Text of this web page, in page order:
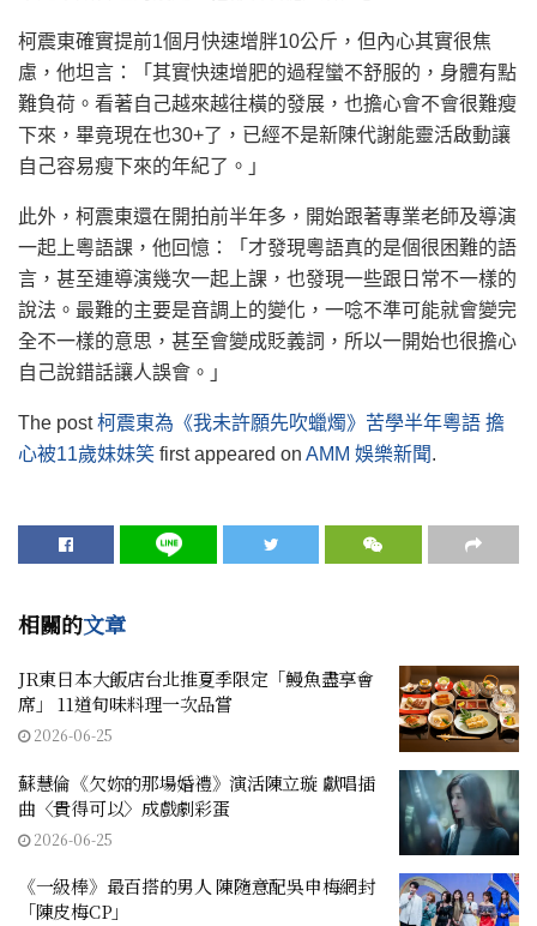
柯震東確實提前1個月快速增胖10公斤，但內心其實很焦
慮，他坦言：「其實快速增肥的過程蠻不舒服的，身體有點
難負荷。看著自己越來越往橫的發展，也擔心會不會很難瘦
下來，畢竟現在也30+了，已經不是新陳代謝能靈活啟動讓
自己容易瘦下來的年紀了。」
此外，柯震東還在開拍前半年多，開始跟著專業老師及導演
一起上粵語課，他回憶：「才發現粵語真的是個很困難的語
言，甚至連導演幾次一起上課，也發現一些跟日常不一樣的
說法。最難的主要是音調上的變化，一唸不準可能就會變完
全不一樣的意思，甚至會變成貶義詞，所以一開始也很擔心
自己說錯話讓人誤會。」
The post柯震東為《我未許願先吹蠟燭》苦學半年粵語 擔
心被11歲妹妹笑 first appeared on AMM 娛樂新聞.
相關的文章
JR東日本大飯店台北推夏季限定「鰻魚盡享會
席」 11道旬味料理一次品嘗
2026-06-25
蘇慧倫《欠妳的那場婚禮》演活陳立璇 獻唱插
曲〈貴得可以〉成戲劇彩蛋
2026-06-25
《一級棒》最百搭的男人 陳隨意配吳申梅網封
「陳皮梅CP」